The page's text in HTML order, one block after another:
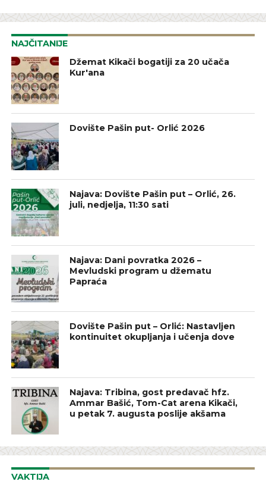
NAJČITANIJE
Džemat Kikači bogatiji za 20 učača
Kur'ana
Dovište Pašin put- Orlić 2026
Najava: Dovište Pašin put – Orlić, 26.
juli, nedjelja, 11:30 sati
Najava: Dani povratka 2026 –
Mevludski program u džematu
Papraća
Dovište Pašin put – Orlić: Nastavljen
kontinuitet okupljanja i učenja dove
Najava: Tribina, gost predavač hfz.
Ammar Bašić, Tom-Cat arena Kikači,
u petak 7. augusta poslije akšama
VAKTIJA